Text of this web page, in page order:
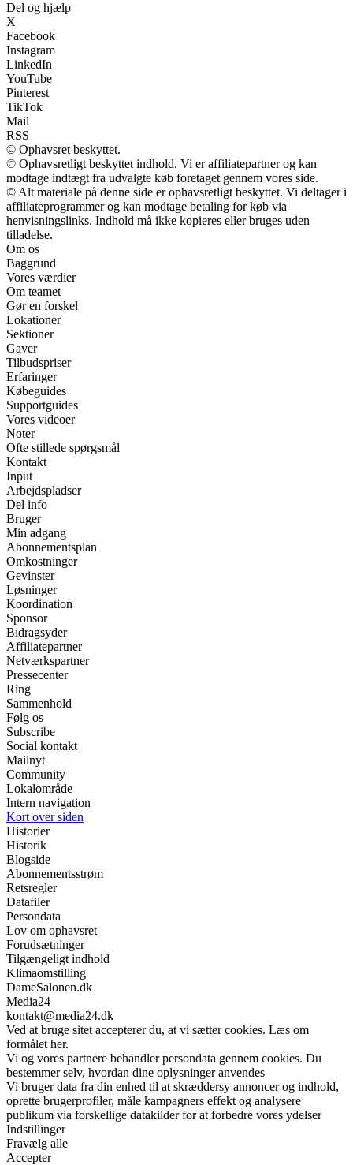
Del og hjælp
X
Facebook
Instagram
LinkedIn
YouTube
Pinterest
TikTok
Mail
RSS
© Ophavsret beskyttet.
© Ophavsretligt beskyttet indhold. Vi er affiliatepartner og kan
modtage indtægt fra udvalgte køb foretaget gennem vores side.
© Alt materiale på denne side er ophavsretligt beskyttet. Vi deltager i
affiliateprogrammer og kan modtage betaling for køb via
henvisningslinks. Indhold må ikke kopieres eller bruges uden
tilladelse.
Om os
Baggrund
Vores værdier
Om teamet
Gør en forskel
Lokationer
Sektioner
Gaver
Tilbudspriser
Erfaringer
Købeguides
Supportguides
Vores videoer
Noter
Ofte stillede spørgsmål
Kontakt
Input
Arbejdspladser
Del info
Bruger
Min adgang
Abonnementsplan
Omkostninger
Gevinster
Løsninger
Koordination
Sponsor
Bidragsyder
Affiliatepartner
Netværkspartner
Pressecenter
Ring
Sammenhold
Følg os
Subscribe
Social kontakt
Mailnyt
Community
Lokalområde
Intern navigation
Kort over siden
Historier
Historik
Blogside
Abonnementsstrøm
Retsregler
Datafiler
Persondata
Lov om ophavsret
Forudsætninger
Tilgængeligt indhold
Klimaomstilling
DameSalonen.dk
Media24
kontakt@media24.dk
Ved at bruge sitet accepterer du, at vi sætter cookies. Læs om
formålet her.
Vi og vores partnere behandler persondata gennem cookies. Du
bestemmer selv, hvordan dine oplysninger anvendes
Vi bruger data fra din enhed til at skræddersy annoncer og indhold,
oprette brugerprofiler, måle kampagners effekt og analysere
publikum via forskellige datakilder for at forbedre vores ydelser
Indstillinger
Fravælg alle
Accepter